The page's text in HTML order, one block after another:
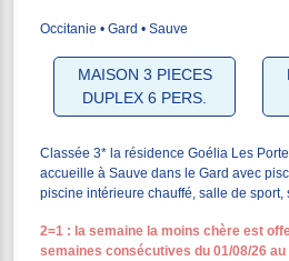
Occitanie • Gard • Sauve
MAISON 3 PIECES
DUPLEX 6 PERS.
Classée 3* la résidence Goélia Les
accueille à Sauve dans le Gard avec
piscine intérieure chauffé, salle de sport,
2=1 : la semaine la moins chère est
semaines consécutives du 01/08/26 au